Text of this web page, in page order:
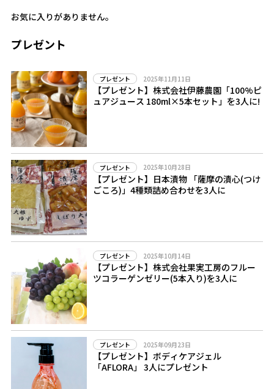
お気に入りがありません。
プレゼント
プレゼント 2025年11月11日
【プレゼント】株式会社伊藤農園「100%ピ
ュアジュース 180ml×5本セット」を3人に!
プレゼント 2025年10月28日
【プレゼント】日本漬物 「薩摩の漬心(つけ
ごころ)」4種類詰め合わせを3人に
プレゼント 2025年10月14日
【プレゼント】株式会社果実工房のフルー
ツコラーゲンゼリー(5本入り)を3人に
プレゼント 2025年09月23日
【プレゼント】ボディケアジェル
「AFLORA」 3人にプレゼント